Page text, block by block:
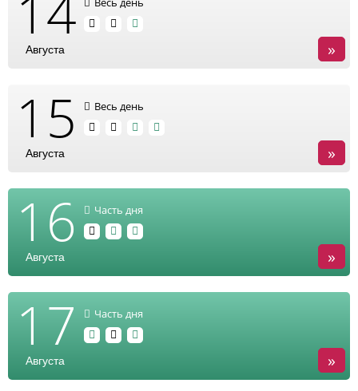
Августа »
15
Августа
Весь день
»
16
Августа
Часть дня
»
17
Августа
Часть дня
»